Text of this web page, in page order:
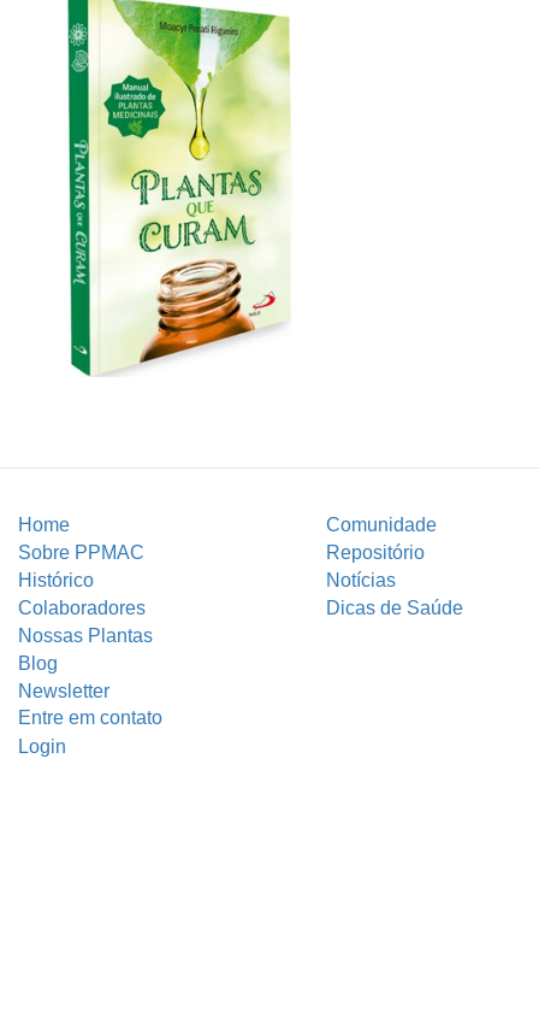
Home
Comunidade
Sobre PPMAC
Repositório
Histórico
Notícias
Colaboradores
Dicas de Saúde
Nossas Plantas
Blog
Newsletter
Entre em contato
Login